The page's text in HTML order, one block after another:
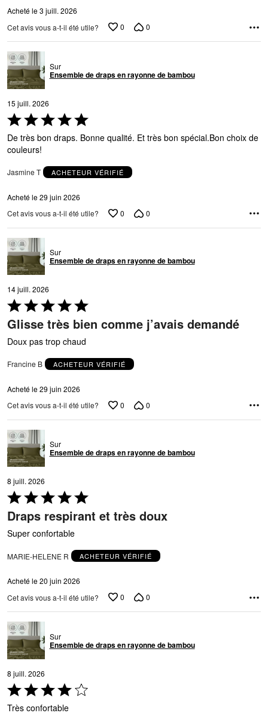
Acheté le 3 juill. 2026
Cet avis vous a-t-il été utile?
0 0
Sur
Ensemble de draps en rayonne de bambou
15 juill. 2026
Coté
5 sur
5
De très bon draps. Bonne qualité. Et très bon spécial.Bon choix de
couleurs!
Jasmine T ACHETEUR VÉRIFIÉ
Acheté le 29 juin 2026
Cet avis vous a-t-il été utile?
0 0
Sur
Ensemble de draps en rayonne de bambou
14 juill. 2026
Coté
5 sur
5
Glisse très bien comme j’avais demandé
Doux pas trop chaud
Francine B ACHETEUR VÉRIFIÉ
Acheté le 29 juin 2026
Cet avis vous a-t-il été utile?
0 0
Sur
Ensemble de draps en rayonne de bambou
8 juill. 2026
Coté
5 sur
5
Draps respirant et très doux
Super confortable
MARIE-HELENE R ACHETEUR VÉRIFIÉ
Acheté le 20 juin 2026
Cet avis vous a-t-il été utile?
0 0
Sur
Ensemble de draps en rayonne de bambou
8 juill. 2026
Coté
4 sur
5
Très confortable